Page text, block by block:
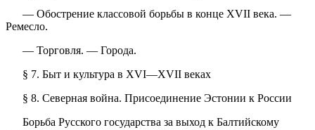
— Обострение классовой борьбы в конце XVII века. —
Ремесло.
— Торговля. — Города.
§ 7. Быт и культура в XVI—XVII веках
§ 8. Северная война. Присоединение Эстонии к России
Борьба Русского государства за выход к Балтийскому